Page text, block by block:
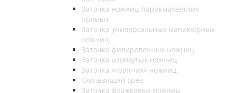
Заточка ножниц парикмахерских
прямых
Заточка универсальных маникюрных
ножниц
Заточка филировочных ножниц
Заточка изогнутых ножниц
Заточка «горячих» ножниц
Скользящий срез
Заточка флажковых ножниц